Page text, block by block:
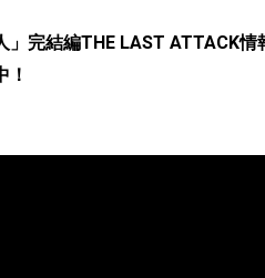
」完結編THE LAST ATTACK情
！